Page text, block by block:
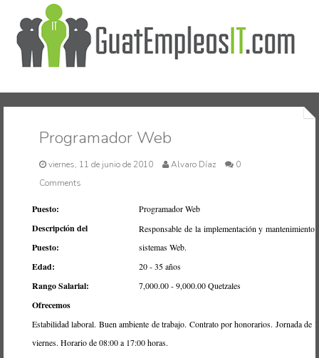
Inicio
Programador Web
viernes, 11 de junio de 2010 Alvaro Díaz
0
Comments
Puesto: Programador Web
Descripción del
Puesto:
Responsable de la implementación y mantenimiento
sistemas Web.
Edad: 20 - 35 años
Rango Salarial: 7,000.00 - 9,000.00 Quetzales
Ofrecemos
Estabilidad laboral. Buen ambiente de trabajo. Contrato por honorarios. Jornada de
viernes. Horario de 08:00 a 17:00 horas.